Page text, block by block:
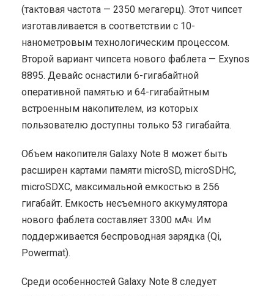
(тактовая частота — 2350 мегагерц). Этот чипсет
изготавливается в соответствии с 10-
нанометровым технологическим процессом.
Второй вариант чипсета нового фаблета — Exynos
8895. Девайс оснастили 6-гигабайтной
оперативной памятью и 64-гигабайтным
встроенным накопителем, из которых
пользователю доступны только 53 гигабайта.
Объем накопителя Galaxy Note 8 может быть
расширен картами памяти microSD, microSDHC,
microSDXC, максимальной емкостью в 256
гигабайт. Емкость несъемного аккумулятора
нового фаблета составляет 3300 мАч. Им
поддерживается беспроводная зарядка (Qi,
Powermat).
Среди особенностей Galaxy Note 8 следует